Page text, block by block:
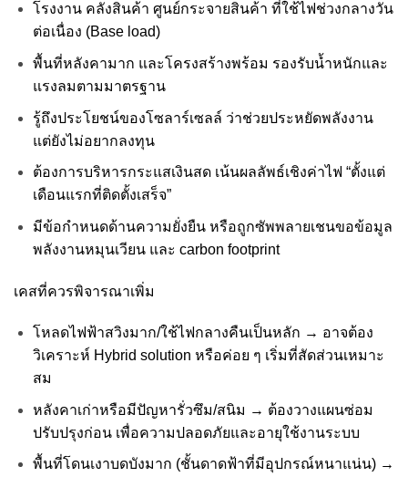
โรงงาน คลังสินค้า ศูนย์กระจายสินค้า ที่ใช้ไฟช่วงกลางวัน
ต่อเนื่อง (Base load)
พื้นที่หลังคามาก และโครงสร้างพร้อม รองรับน้ำหนักและ
แรงลมตามมาตรฐาน
รู้ถึงประโยชน์ของโซลาร์เซลล์ ว่าช่วยประหยัดพลังงาน
แต่ยังไม่อยากลงทุน
ต้องการบริหารกระแสเงินสด เน้นผลลัพธ์เชิงค่าไฟ “ตั้งแต่
เดือนแรกที่ติดตั้งเสร็จ”
มีข้อกำหนดด้านความยั่งยืน หรือถูกซัพพลายเชนขอข้อมูล
พลังงานหมุนเวียน และ carbon footprint
เคสที่ควรพิจารณาเพิ่ม
โหลดไฟฟ้าสวิงมาก/ใช้ไฟกลางคืนเป็นหลัก → อาจต้อง
วิเคราะห์ Hybrid solution หรือค่อย ๆ เริ่มที่สัดส่วนเหมาะ
สม
หลังคาเก่าหรือมีปัญหารั่วซึม/สนิม → ต้องวางแผนซ่อม
ปรับปรุงก่อน เพื่อความปลอดภัยและอายุใช้งานระบบ
พื้นที่โดนเงาบดบังมาก (ชั้นดาดฟ้าที่มีอุปกรณ์หนาแน่น) →